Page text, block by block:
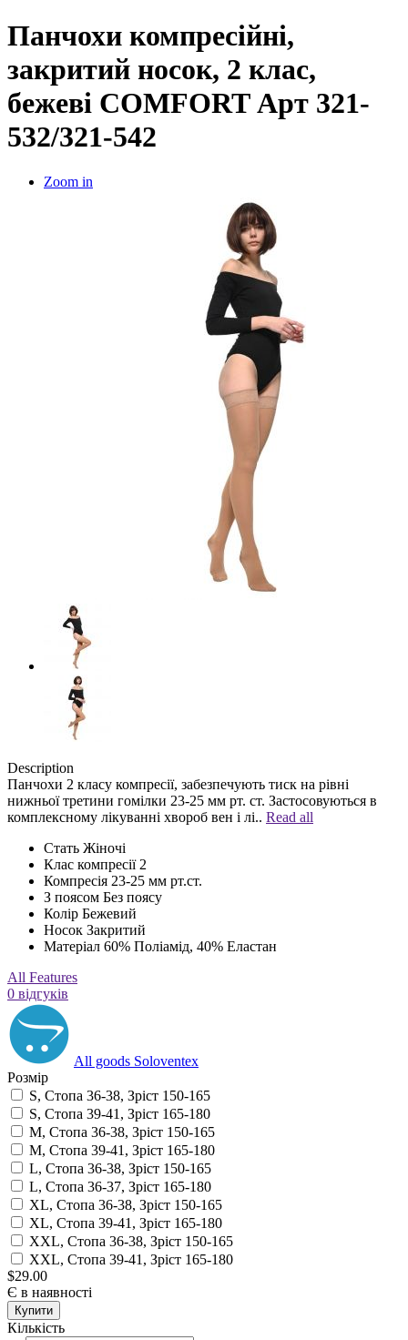
Панчохи компресійні,
закритий носок, 2 клас,
бежеві COMFORT Арт 321-
532/321-542
Zoom in
Description
Панчохи 2 класу компресії, забезпечують тиск на рівні
нижньої третини гомілки 23-25 мм рт. ст. Застосовуються в
комплексному лікуванні хвороб вен і лі.. Read all
Стать Жіночі
Клас компресії 2
Компресія 23-25 мм рт.ст.
З поясом Без поясу
Колір Бежевий
Носок Закритий
Матеріал 60% Поліамід, 40% Еластан
All Features
0 відгуків
All goods Soloventex
Розмір
S, Стопа 36-38, Зріст 150-165
S, Стопа 39-41, Зріст 165-180
M, Стопа 36-38, Зріст 150-165
M, Стопа 39-41, Зріст 165-180
L, Стопа 36-38, Зріст 150-165
L, Стопа 36-37, Зріст 165-180
XL, Стопа 36-38, Зріст 150-165
XL, Стопа 39-41, Зріст 165-180
XXL, Стопа 36-38, Зріст 150-165
XXL, Стопа 39-41, Зріст 165-180
$29.00
Є в наявності
Купити
Кількість